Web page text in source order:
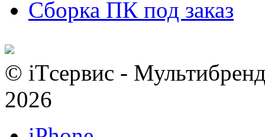
Сборка ПК под заказ
© iTсервис -
2026